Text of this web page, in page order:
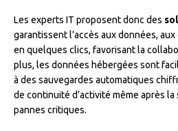
Les experts IT proposent donc des
garantissent l’accès aux données,
en quelques clics, favorisant la
plus, les données hébergées sont
à des sauvegardes automatiques
de continuité d’activité même après
pannes critiques.